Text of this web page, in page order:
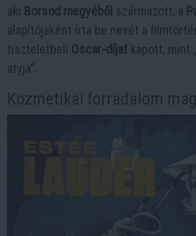
aki Borsod megyéből származott, a
alapítójaként írta be nevét a
tiszteletbeli Oscar-díjat kapott, mint
atyja”.
Kozmetikai forradalom